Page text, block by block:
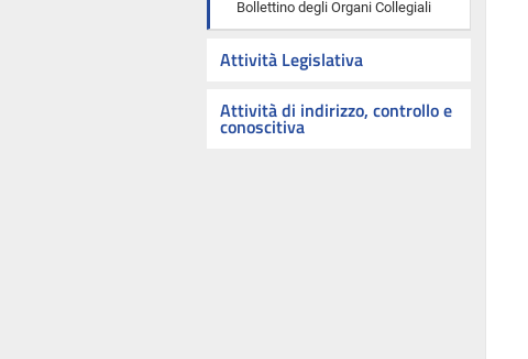
Bollettino degli Organi Collegiali
Attività Legislativa
Attività di indirizzo, controllo e
conoscitiva